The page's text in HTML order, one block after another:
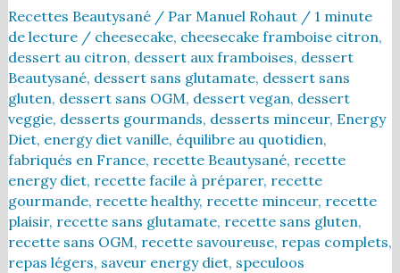
Recettes Beautysané/ Par Manuel Rohaut / 1 minute
de lecture/ cheesecake, cheesecake framboise citron,
dessert au citron, dessert aux framboises, dessert
Beautysané, dessert sans glutamate, dessert sans
gluten, dessert sans OGM, dessert vegan, dessert
veggie, desserts gourmands, desserts minceur, Energy
Diet, energy diet vanille, équilibre au quotidien,
fabriqués en France, recette Beautysané, recette
energy diet, recette facile à préparer, recette
gourmande, recette healthy, recette minceur, recette
plaisir, recette sans glutamate, recette sans gluten,
recette sans OGM, recette savoureuse, repas complets,
repas légers, saveur energy diet, speculoos